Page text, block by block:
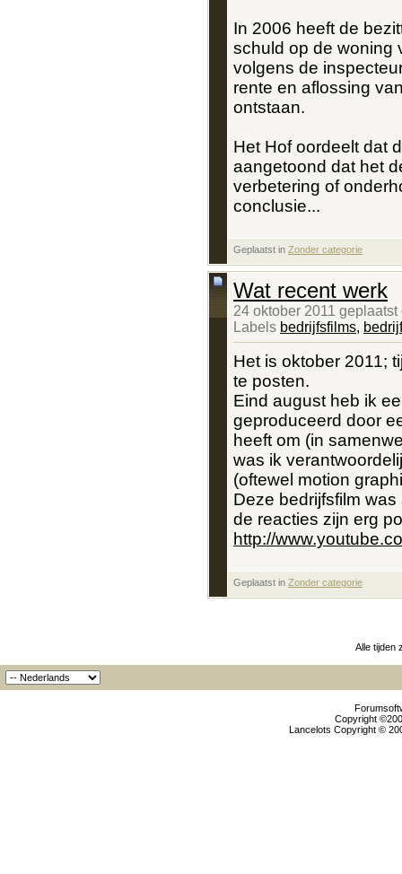
In 2006 heeft de
schuld op de woning
volgens de
rente en aflossing
ontstaan.
Het Hof oordeelt dat
aangetoond dat het
verbetering of
conclusie...
Geplaatst in Zonder categorie
Wat recent werk
24 oktober 2011
Labels bedrijfsfilms,
Het is oktober 2011;
te posten.
Eind august heb ik
geproduceerd door
heeft om (in
was ik
(oftewel motion
Deze bedrijfsfilm
de reacties zijn erg
http://
Geplaatst in Zonder categorie
Alle tijden
Copyright
Lancelots Copyright ©